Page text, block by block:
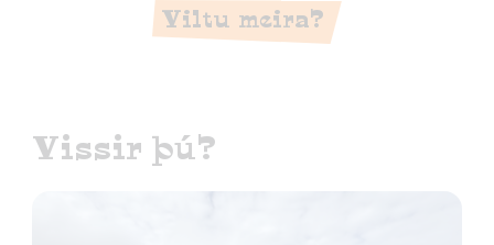
Viltu meira?
Vissir þú?